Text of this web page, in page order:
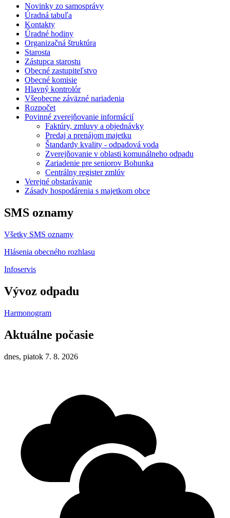
Novinky zo samosprávy
Úradná tabuľa
Kontakty
Úradné hodiny
Organizačná štruktúra
Starosta
Zástupca starostu
Obecné zastupiteľstvo
Obecné komisie
Hlavný kontrolór
Všeobecne záväzné nariadenia
Rozpočet
Povinné zverejňovanie informácií
Faktúry, zmluvy a objednávky
Predaj a prenájom majetku
Štandardy kvality - odpadová voda
Zverejňovanie v oblasti komunálneho odpadu
Zariadenie pre seniorov Bohunka
Centrálny register zmlúv
Verejné obstarávanie
Zásady hospodárenia s majetkom obce
SMS oznamy
Všetky SMS oznamy
Hlásenia obecného rozhlasu
Infoservis
Vývoz odpadu
Harmonogram
Aktuálne počasie
dnes, piatok 7. 8. 2026